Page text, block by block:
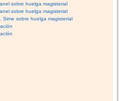
sobre huelga magisterial
sobre huelga magisterial
Sime sobre huelga magisterial